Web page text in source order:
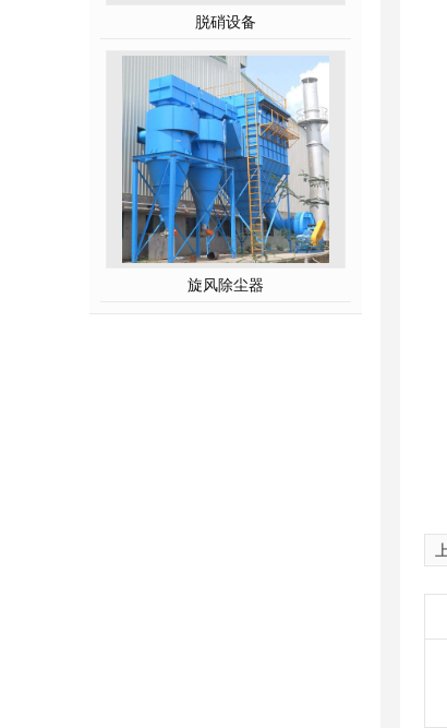
脱硝设备
旋风除尘器